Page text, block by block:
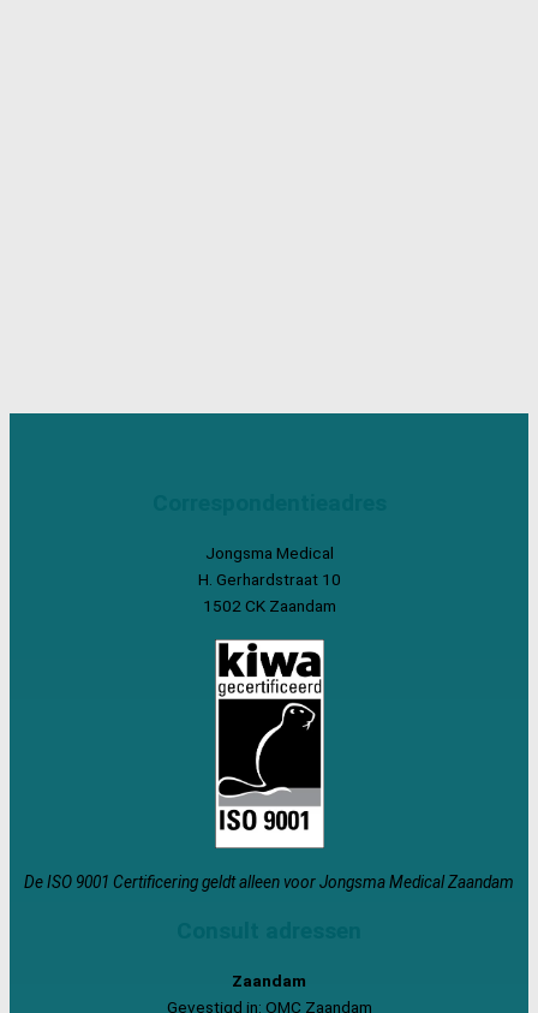
Jongsma Medical
H. Gerhardstraat 10
1502 CK Zaandam
De ISO 9001 Certificering geldt alleen voor Jongsma Medical Zaandam
Zaandam
Gevestigd in: OMC Zaandam